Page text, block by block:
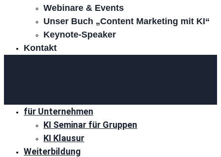
Webinare & Events
Unser Buch „Content Marketing mit KI“
Keynote-Speaker
Kontakt
für Unternehmen
KI Seminar für Gruppen
KI Klausur
Weiterbildung